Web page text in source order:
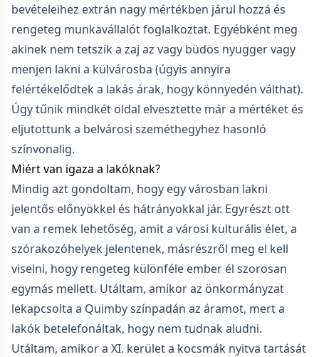
bevételeihez extrán nagy mértékben járul hozzá és
rengeteg munkavállalót foglalkoztat. Egyébként meg
akinek nem tetszik a zaj az vagy büdös nyugger vagy
menjen lakni a külvárosba (úgyis annyira
felértékelődtek a lakás árak, hogy könnyedén válthat).
Úgy tűnik mindkét oldal elvesztette már a mértéket és
eljutottunk a belvárosi szeméthegyhez hasonló
színvonalig.
Miért van igaza a lakóknak?
Mindig azt gondoltam, hogy egy városban lakni
jelentős előnyökkel és hátrányokkal jár. Egyrészt ott
van a remek lehetőség, amit a városi kulturális élet, a
szórakozóhelyek jelentenek, másrészről meg el kell
viselni, hogy rengeteg különféle ember él szorosan
egymás mellett. Utáltam, amikor az önkormányzat
lekapcsolta a Quimby színpadán az áramot, mert a
lakók betelefonáltak, hogy nem tudnak aludni.
Utáltam, amikor a XI. kerület a kocsmák nyitva tartását